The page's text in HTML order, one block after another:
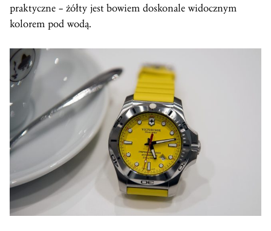
praktyczne – żółty jest bowiem doskonale widocznym
kolorem pod wodą.